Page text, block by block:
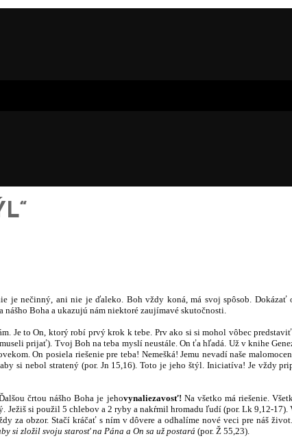
je nečinný, ani nie je ďaleko. Boh vždy koná, má svoj spôsob. Dokázať
Boha a ukazujú nám niektoré zaujímavé skutočnosti.
Je to On, ktorý robí prvý krok k tebe. Prv ako si si mohol vôbec
prijať). Tvoj Boh na teba myslí neustále. On ťa hľadá. Už v knihe
On posiela riešenie pre teba! Nemešká! Jemu nevadí naše
si nebol stratený (por. Jn 15,16). Toto je jeho štýl. Iniciatíva! Je vždy
črtou nášho Boha je jehovynaliezavosť! Na všetko má riešenie.
si použil 5 chlebov a 2 ryby a nakŕmil hromadu ľudí (por. Lk 9,12-
za obzor. Stačí kráčať s ním v dôvere a odhalíme nové veci pre náš
si zložil svoju starosť na Pána a On sa už postará (por. Ž 55,23).